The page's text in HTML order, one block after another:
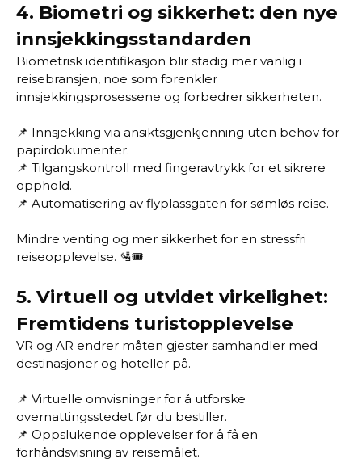
4. Biometri og sikkerhet: den nye
innsjekkingsstandarden
Biometrisk identifikasjon blir stadig mer vanlig i
reisebransjen, noe som forenkler
innsjekkingsprosessene og forbedrer sikkerheten.
📌 Innsjekking via ansiktsgjenkjenning uten behov for
papirdokumenter.
📌 Tilgangskontroll med fingeravtrykk for et sikrere
opphold.
📌 Automatisering av flyplassgaten for sømløs reise.
Mindre venting og mer sikkerhet for en stressfri
reiseopplevelse. 🛂🎟️
5. Virtuell og utvidet virkelighet:
Fremtidens turistopplevelse
VR og AR endrer måten gjester samhandler med
destinasjoner og hoteller på.
📌 Virtuelle omvisninger for å utforske
overnattingsstedet før du bestiller.
📌 Oppslukende opplevelser for å få en
forhåndsvisning av reisemålet.